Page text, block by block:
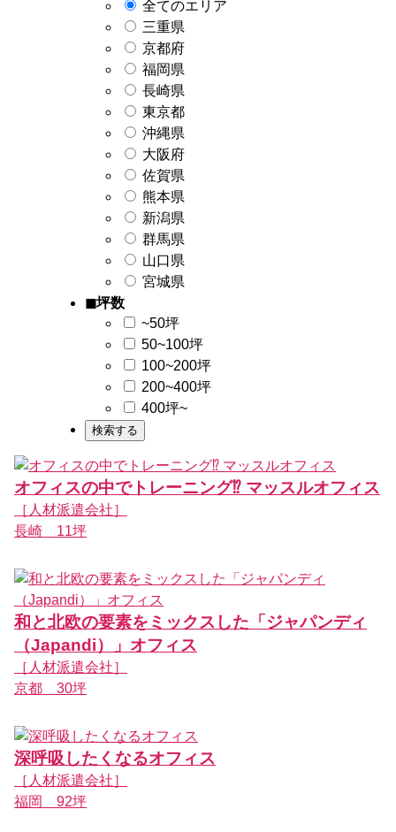
全てのエリア
三重県
京都府
福岡県
長崎県
東京都
沖縄県
大阪府
佐賀県
熊本県
新潟県
群馬県
山口県
宮城県
◼︎坪数
~50坪
50~100坪
100~200坪
200~400坪
400坪~
オフィスの中でトレーニング⁉ マッスルオフィス
［人材派遣会社］
長崎 11坪
和と北欧の要素をミックスした「ジャパンディ
（Japandi）」オフィス
［人材派遣会社］
京都 30坪
深呼吸したくなるオフィス
［人材派遣会社］
福岡 92坪